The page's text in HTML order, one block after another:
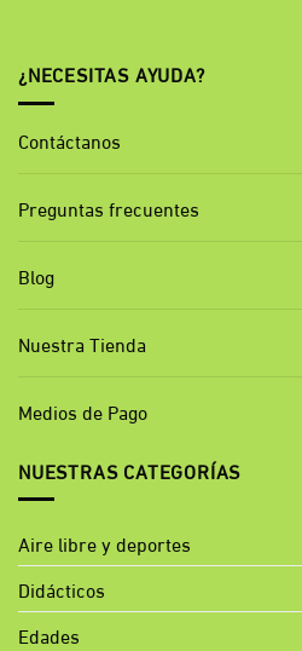
¿NECESITAS AYUDA?
Contáctanos
Preguntas frecuentes
Blog
Nuestra Tienda
Medios de Pago
NUESTRAS CATEGORÍAS
Aire libre y deportes
Didácticos
Edades